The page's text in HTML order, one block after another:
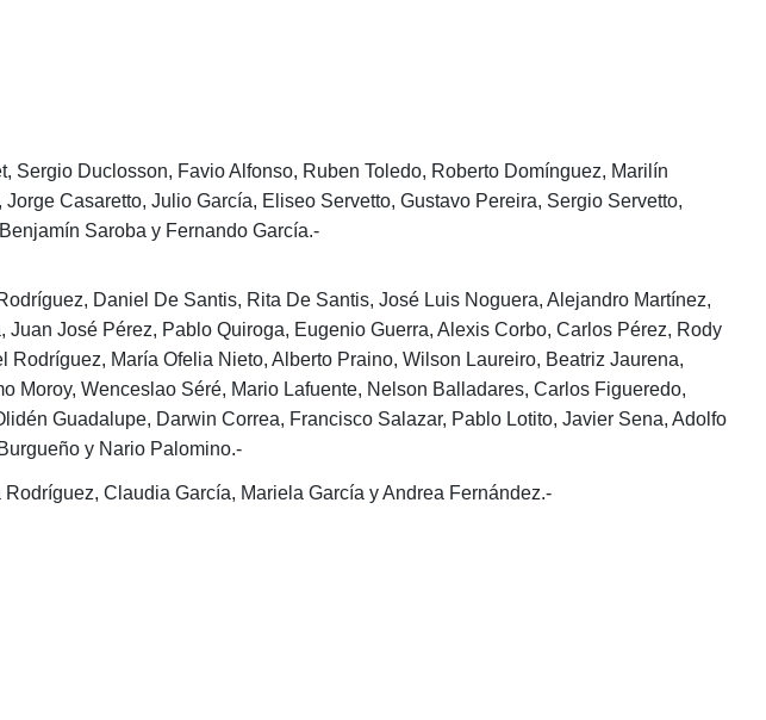
Duclosson, Favio Alfonso, Ruben Toledo, Roberto Domínguez, Marilín
Casaretto, Julio García, Eliseo Servetto, Gustavo Pereira, Sergio Servetto,
Saroba y Fernando García.-
Daniel De Santis, Rita De Santis, José Luis Noguera, Alejandro Martínez,
José Pérez, Pablo Quiroga, Eugenio Guerra, Alexis Corbo, Carlos Pérez, Rody
María Ofelia Nieto, Alberto Praino, Wilson Laureiro, Beatriz Jaurena,
Wenceslao Séré, Mario Lafuente, Nelson Balladares, Carlos Figueredo,
Guadalupe, Darwin Correa, Francisco Salazar, Pablo Lotito, Javier Sena, Adolfo
y Nario Palomino.-
Claudia García, Mariela García y Andrea Fernández.-